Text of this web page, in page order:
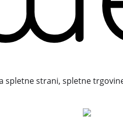
spletne strani, spletne